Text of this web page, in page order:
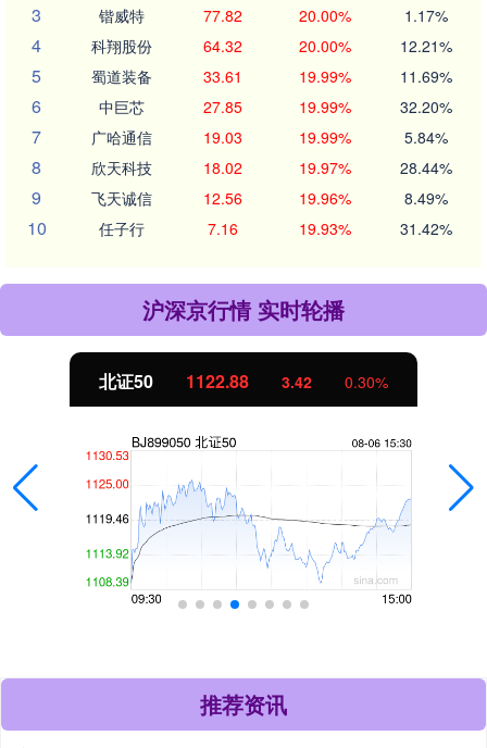
3 锴威特 77.82 20.00% 1.17%
4 科翔股份 64.32 20.00% 12.21%
5 蜀道装备 33.61 19.99% 11.69%
6 中巨芯 27.85 19.99% 32.20%
7 广哈通信 19.03 19.99% 5.84%
8 欣天科技 18.02 19.97% 28.44%
9 飞天诚信 12.56 19.96% 8.49%
10 任子行 7.16 19.93% 31.42%
沪深京行情 实时轮播
北证50 1122.88 3.42 0.30%
推荐资讯